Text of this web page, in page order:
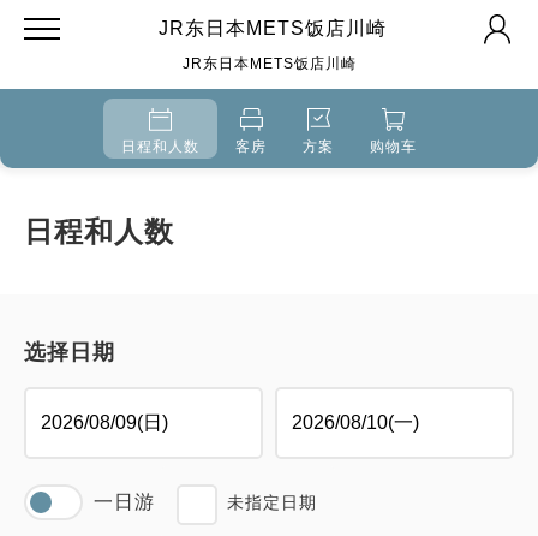
JR东日本METS饭店川崎
JR东日本METS饭店川崎
日程和人数 客房 方案 购物车
日程和人数
选择日期
一日游 未指定日期